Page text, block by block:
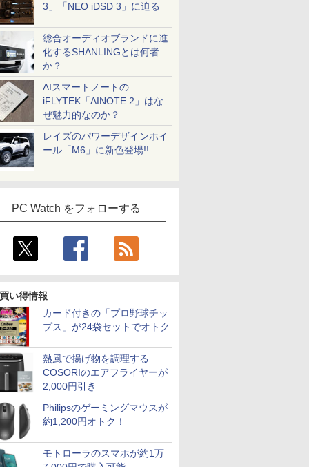
3」「NEO iDSD 3」に迫る
総合オーディオブランドに進
化するSHANLINGとは何者
か？
AIスマートノートの
iFLYTEK「AINOTE 2」はな
ぜ魅力的なのか？
レイズのパワーデザインホイ
ール「M6」に新色登場!!
PC Watch をフォローする
い得情報
カード付きの「プロ野球チッ
プス」が24袋セットでオトク
熱風で揚げ物を調理する
COSORIのエアフライヤーが
2,000円引き
Philipsのゲーミングマウスが
約1,200円オトク！
モトローラのスマホが約1万